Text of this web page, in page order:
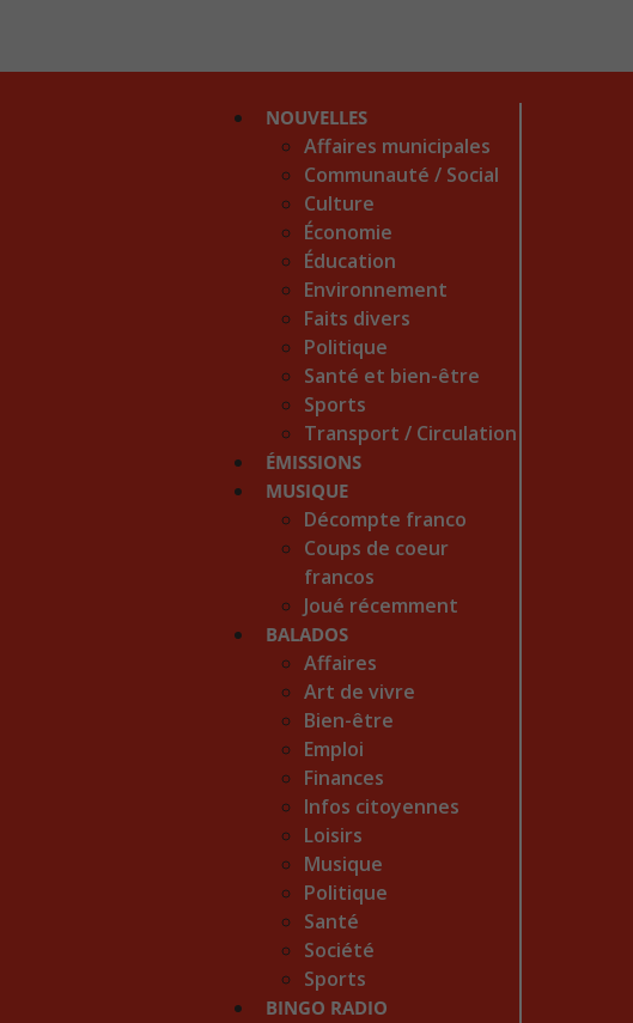
NOUVELLES
Affaires municipales
Communauté / Social
Culture
Économie
Éducation
Environnement
Faits divers
Politique
Santé et bien-être
Sports
Transport / Circulation
ÉMISSIONS
MUSIQUE
Décompte franco
Coups de coeur
francos
Joué récemment
BALADOS
Affaires
Art de vivre
Bien-être
Emploi
Finances
Infos citoyennes
Loisirs
Musique
Politique
Santé
Société
Sports
BINGO RADIO